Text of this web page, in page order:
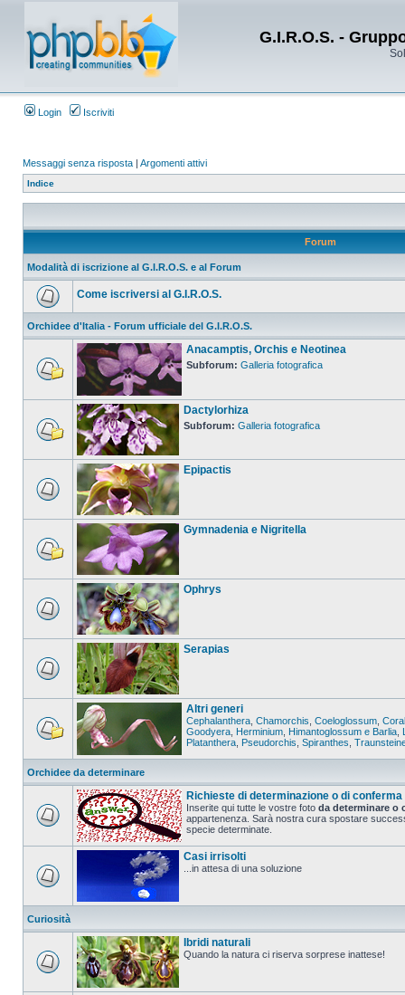
G.I.R.O.S. -
Login Iscriviti
Messaggi senza risposta | Argomenti attivi
Indice
Forum
Modalità di iscrizione al G.I.R.O.S. e al Forum
Come iscriversi al G.I.R.O.S.
Orchidee d'Italia - Forum ufficiale del G.I.R.O.S.
Anacamptis, Orchis e Neotinea
Subforum: Galleria fotografica
Dactylorhiza
Subforum: Galleria fotografica
Epipactis
Gymnadenia e Nigritella
Ophrys
Serapias
Altri generi
Cephalanthera Chamorchis Coeloglossum
Goodyera Herminium Himantoglossum e Barlia
Platanthera Pseudorchis Spiranthes
Orchidee da determinare
Richieste di determinazione o di conferma
Inserite qui tutte le vostre foto da determinare o
appartenenza. Sarà nostra cura spostare
specie determinate.
Casi irrisolti
...in attesa di una soluzione
Curiosità
Ibridi naturali
Quando la natura ci riserva sorprese inattese!